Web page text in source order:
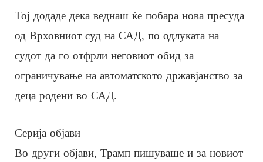
Тој додаде дека веднаш ќе побара нова пресуда
од Врховниот суд на САД, по одлуката на
судот да го отфрли неговиот обид за
ограничување на автоматското државјанство за
деца родени во САД.
Серија објави
Во други објави, Трамп пишуваше и за новиот